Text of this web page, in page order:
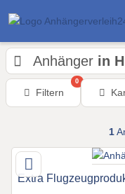
Anhänger in
Filtern
0
1
Extra